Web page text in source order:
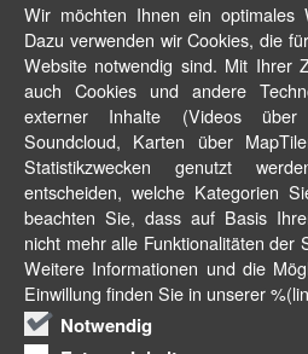
Wir möchten Ihnen ein optimales
Dazu verwenden wir Cookies, die
Website notwendig sind. Mit Ihrer
auch Cookies und andere
externer Inhalte (Videos
Soundcloud, Karten über
Statistikzwecken genutzt
entscheiden, welche Kategorien
beachten Sie, dass auf Basis
nicht mehr alle Funktionalitäten der
Weitere Informationen und die
Einwillung finden Sie in unserer
Notwendig